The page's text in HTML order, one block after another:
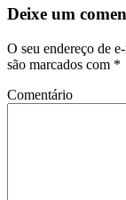
Deixe um
O seu endereço de
são marcados com *
Comentário